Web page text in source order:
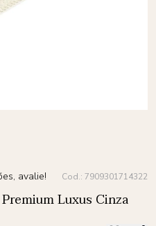
avalie! Cod.: 7909301714322
Luxus Cinza